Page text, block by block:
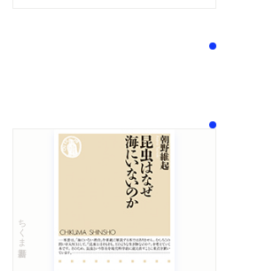
ちくま新書